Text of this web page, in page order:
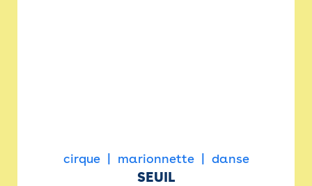
cirque marionnette danse
SEUIL